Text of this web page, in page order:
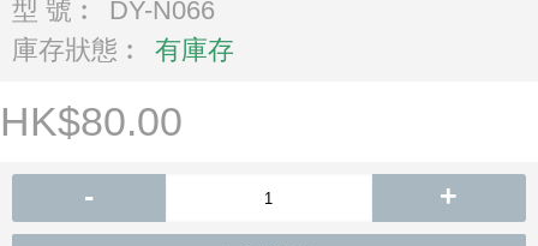
型 號︰
DY-N066
庫存狀態︰
有庫存
HK$80.00
- +